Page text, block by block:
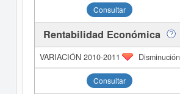
Consultar
Rentabilidad Económica
Disminución
Consultar